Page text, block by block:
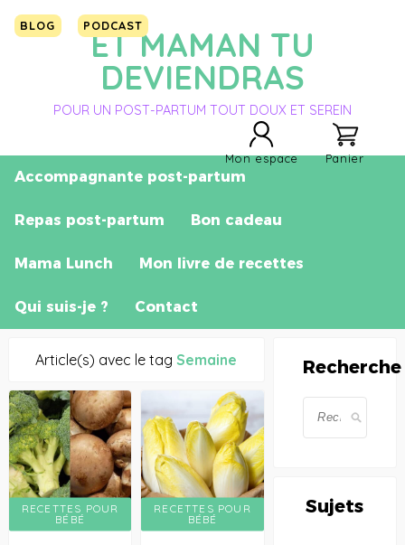
ET MAMAN TU
DEVIENDRAS
POUR UN POST-PARTUM TOUT DOUX ET SEREIN
Accompagnante post-partum
Repas post-partum Bon cadeau
Mama Lunch Mon livre de recettes
Qui suis-je ? Contact
BLOG PODCAST
Mon espace Panier
Article(s) avec le tag Semaine
RECETTES POUR
BÉBÉ
RECETTES POUR
BÉBÉ
Recherche
Sujets